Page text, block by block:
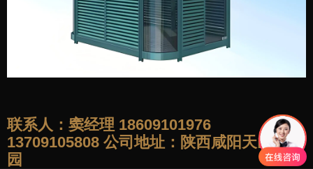
联系人：窦经理 18609101976
13709105808 公司地址：陕西咸阳天山产业
园